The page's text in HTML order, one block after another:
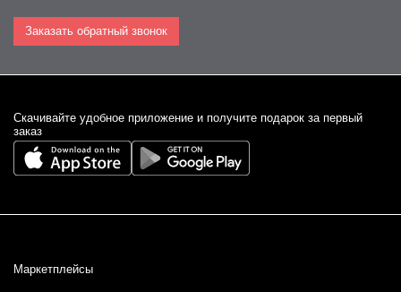
Заказать обратный звонок
Cкачивайте удобное приложение и получите подарок за первый
заказ
Маркетплейсы